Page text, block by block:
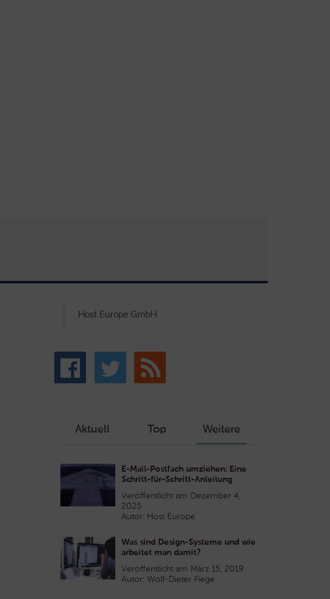
Host Europe GmbH
Aktuell Top Weitere
E-Mail-Postfach umziehen: Eine
Schritt-für-Schritt-Anleitung
Veröffentlicht am Dezember 4,
2025
Autor: Host Europe
Was sind Design-Systeme und wie
arbeitet man damit?
Veröffentlicht am März 15, 2019
Autor: Wolf-Dieter Fiege